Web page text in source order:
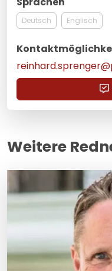
Deutsch Englisch
Weitere